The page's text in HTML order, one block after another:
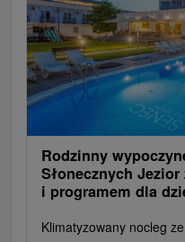
Rodzinny
Słonecznych
i programem dla
Klimatyzowany nocleg